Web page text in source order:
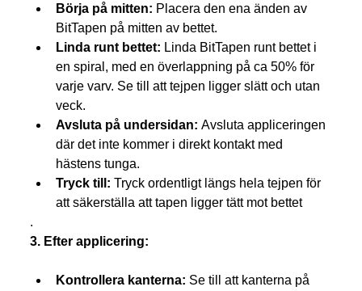
Börja på mitten: Placera den ena änden av
BitTapen på mitten av bettet.
Linda runt bettet: Linda BitTapen runt bettet i
en spiral, med en överlappning på ca 50% för
varje varv. Se till att tejpen ligger slätt och utan
veck.
Avsluta på undersidan: Avsluta appliceringen
där det inte kommer i direkt kontakt med
hästens tunga.
Tryck till: Tryck ordentligt längs hela tejpen för
att säkerställa att tapen ligger tätt mot bettet
.
3. Efter applicering:
Kontrollera kanterna: Se till att kanterna på